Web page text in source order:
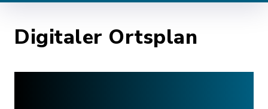
Digitaler Ortsplan